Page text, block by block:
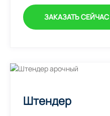
ЗАКАЗАТЬ СЕЙЧАС
Штендер